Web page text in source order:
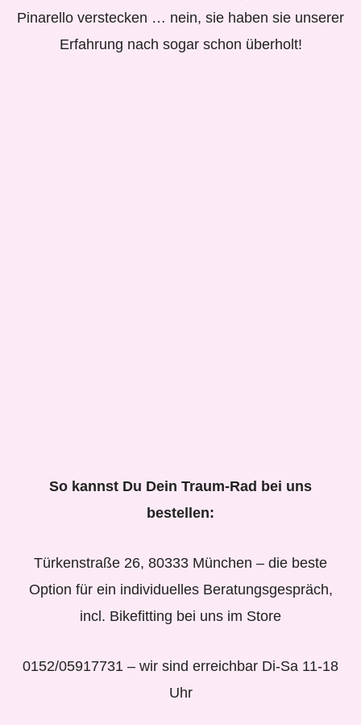
Pinarello verstecken … nein, sie haben sie unserer
Erfahrung nach sogar schon überholt!
So kannst Du Dein Traum-Rad bei uns
bestellen:
Türkenstraße 26, 80333 München – die beste
Option für ein individuelles Beratungsgespräch,
incl. Bikefitting bei uns im Store
0152/05917731 – wir sind erreichbar Di-Sa 11-18
Uhr